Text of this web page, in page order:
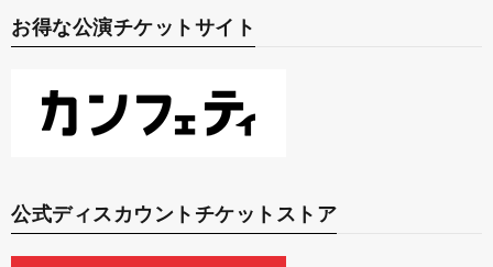
お得な公演チケットサイト
公式ディスカウントチケットストア